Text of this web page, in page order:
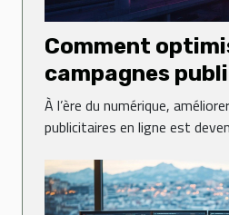
Comment
campagnes
ligne pour un
maximal ?
À l’ère du numérique,
publicitaires en ligne est